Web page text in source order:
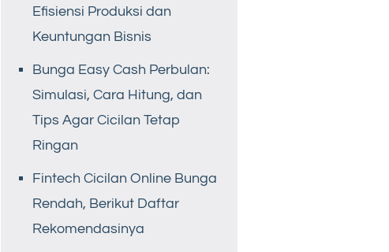
Efisiensi Produksi dan
Keuntungan Bisnis
Bunga Easy Cash Perbulan:
Simulasi, Cara Hitung, dan
Tips Agar Cicilan Tetap
Ringan
Fintech Cicilan Online Bunga
Rendah, Berikut Daftar
Rekomendasinya